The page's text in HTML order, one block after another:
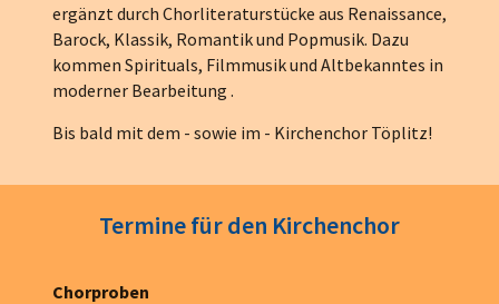
ergänzt durch Chorliteraturstücke aus Renaissance,
Barock, Klassik, Romantik und Popmusik. Dazu
kommen Spirituals, Filmmusik und Altbekanntes in
moderner Bearbeitung .
Bis bald mit dem - sowie im - Kirchenchor Töplitz!
Termine für den Kirchenchor
Chorproben